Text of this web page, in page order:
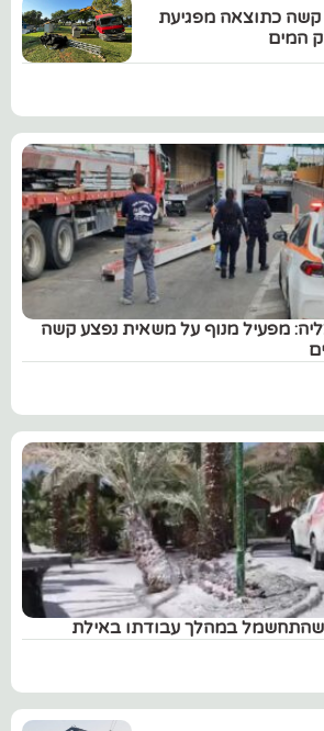
בן 22 נפצע קשה כתוצאה מפגיעת
המים
מפעיל מנוף על משאית נפצע קשה